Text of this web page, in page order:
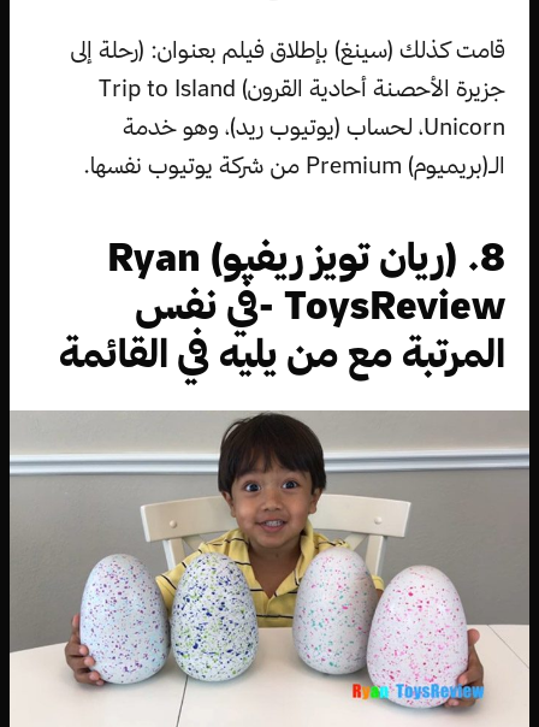
قامت كذلك (سينغ) بإطلاق فيلم بعنوان: (رحلة إلى
جزيرة الأحصنة أحادية القرون) Trip to Island
Unicorn، لحساب (يوتيوب ريد)، وهو خدمة
الـ(بريميوم) Premium من شركة يوتيوب نفسها.
8. (ريان تويز ريفيو) Ryan
ToysReview -في نفس
المرتبة مع من يليه في القائمة